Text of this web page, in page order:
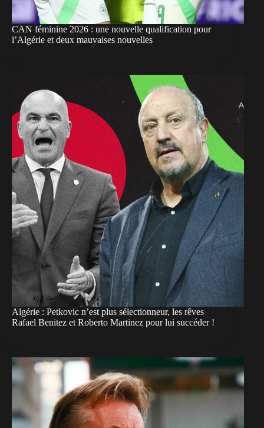
CAN féminine 2026 : une nouvelle qualification pour
l’Algérie et deux mauvaises nouvelles
Algérie : Petkovic n’est plus sélectionneur, les rêves
Rafael Benitez et Roberto Martinez pour lui succéder !